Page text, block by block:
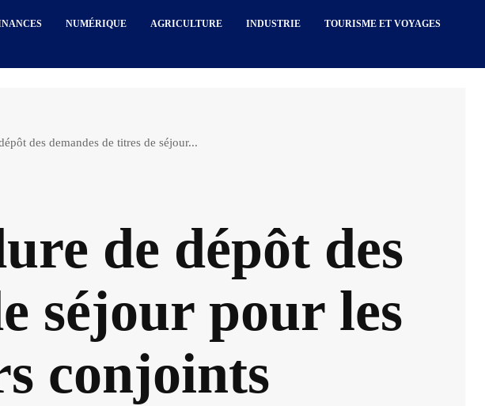
NUMÉRIQUE AGRICULTURE INDUSTRIE TOURISME ET VOYAGES
des demandes de titres de séjour...
de dépôt des
séjour pour les
conjoints